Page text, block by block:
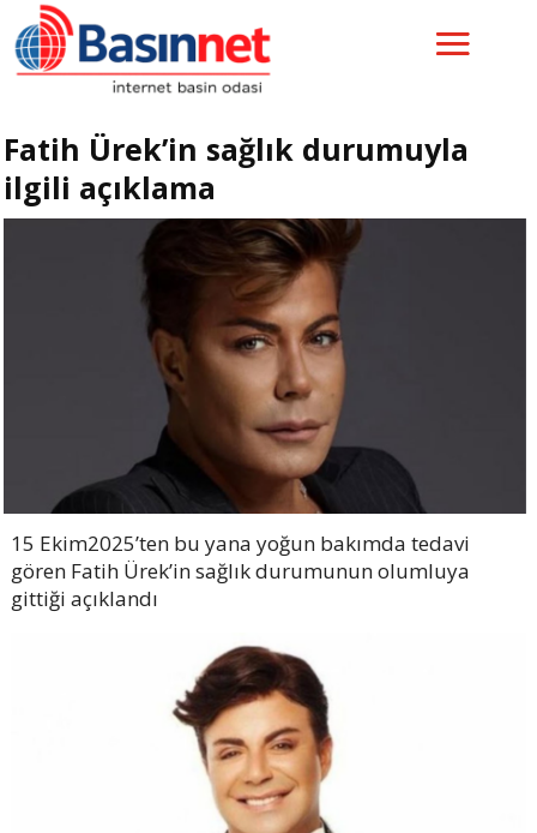
Fatih Ürek’in sağlık durumuyla
ilgili açıklama
15 Ekim2025’ten bu yana yoğun bakımda tedavi
gören Fatih Ürek’in sağlık durumunun olumluya
gittiği açıklandı